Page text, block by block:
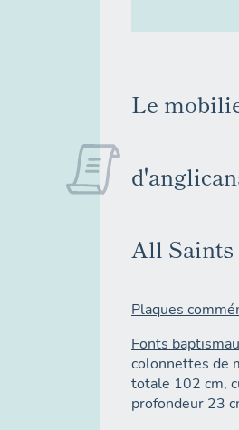
Le
All
Plaques
Fonts
colonnettes de
totale 102 cm,
profondeur 23